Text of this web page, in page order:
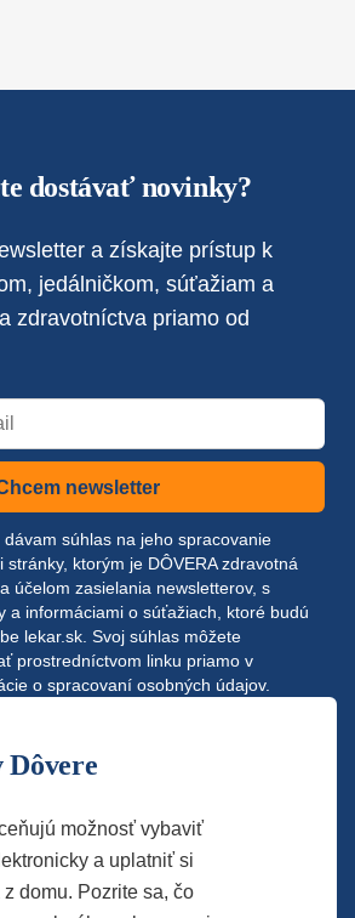
dostávať novinky?
a získajte prístup k
jedálničkom, súťažiam a
zdravotníctva priamo od
newsletter
súhlas na jeho spracovanie
stránky, ktorým je DÔVERA zdravotná
účelom zasielania newsletterov, s
a informáciami o súťažiach, ktoré budú
lekar.sk. Svoj súhlas môžete
prostredníctvom linku priamo v
o spracovaní osobných údajov.
možnosť vybaviť
a uplatniť si
domu. Pozrite sa, čo